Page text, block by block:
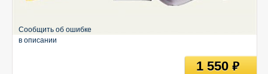
Сообщить об ошибке
в описании
1 550руб